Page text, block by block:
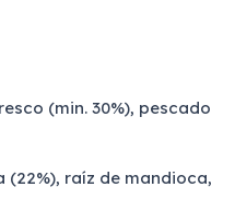
(min. 30%), pescado
raíz de mandioca,